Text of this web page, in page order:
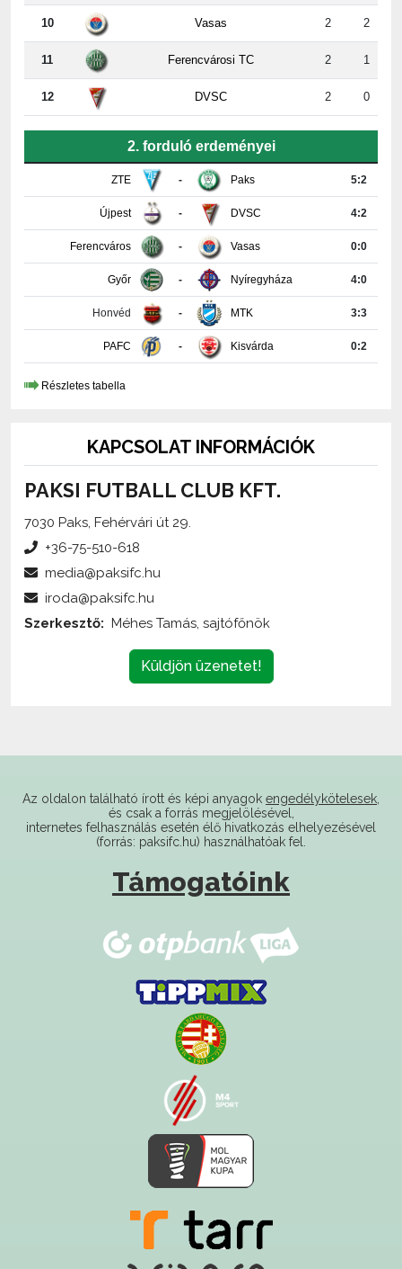
11 Ferencvárosi TC 2 1
12 DVSC 2 0
ZTE - Paks
Újpest DVSC 4:2
Ferencváros Vasas 0:0
Győr Nyíregyháza 4:0
Honvéd MTK 3:3
PAFC Kisvárda 0:2
Részletes tabella
PAKSI FUTBALL CLUB KFT.
7030 Paks, Fehérvári út 29.
Küldjön üzenetet!
internetes felhasználás esetén élő hivatkozás elhelyezésével
(forrás: paksifc.hu) használhatóak fel.
Támogatóink